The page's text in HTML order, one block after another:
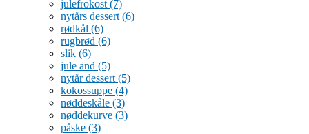
julefrokost (7)
nytårs dessert (6)
rødkål (6)
rugbrød (6)
slik (6)
jule and (5)
nytår dessert (5)
kokossuppe (4)
nøddeskåle (3)
nøddekurve (3)
påske (3)